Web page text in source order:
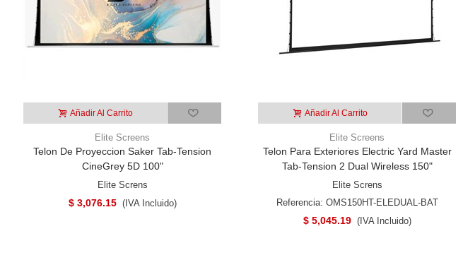
Añadir Al Carrito
Elite Screens
Telon De Proyeccion Saker Tab-Tension
CineGrey 5D 100"
Elite Screns
$ 3,076.15 (IVA Incluido)
Añadir Al Carrito
Elite Screens
Telon Para Exteriores Electric Yard Master
Tab-Tension 2 Dual Wireless 150"
Elite Screns
Referencia: OMS150HT-ELEDUAL-BAT
$ 5,045.19 (IVA Incluido)